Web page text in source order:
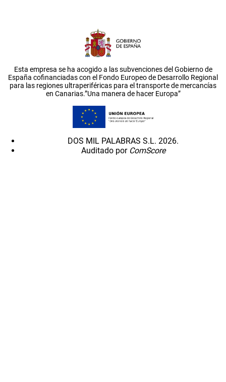
Esta empresa se ha acogido a las subvenciones del Gobierno de
España cofinanciadas con el Fondo Europeo de Desarrollo Regional
para las regiones ultraperiféricas para el transporte de mercancías
en Canarias.”Una manera de hacer Europa”
DOS MIL PALABRAS S.L. 2026.
Auditado por ComScore